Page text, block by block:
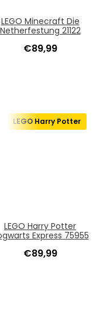
LEGO Minecraft Die
Netherfestung 21122
€89,99
LEGO Harry Potter
LEGO Harry Potter
Express 75955
€89,99